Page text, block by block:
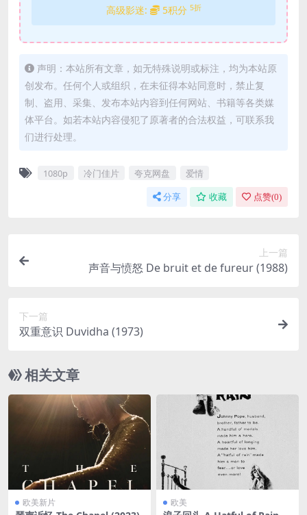
高级影迷: 5积分 5折
声明：本站所有文章，如无特殊说明或标注，均为本站原
创发布。任何个人或组织，在未征得本站同意时，禁止复
制、盗用、采集、发布本站内容到任何网站、书籍等各类媒
体平台。如若本站内容侵犯了原著者的合法权益，可联系我
们进行处理。
1080p 冷门佳片 夸克网盘 爱情
分享 收藏 点赞(0)
上一篇
声音与愤怒 De bruit et de fureur (1988)
下一篇
双重意识 Duvidha (1973)
相关文章
欧美新片 欧美